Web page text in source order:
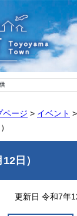
ページ > イベント >
日）
更新日 令和7年